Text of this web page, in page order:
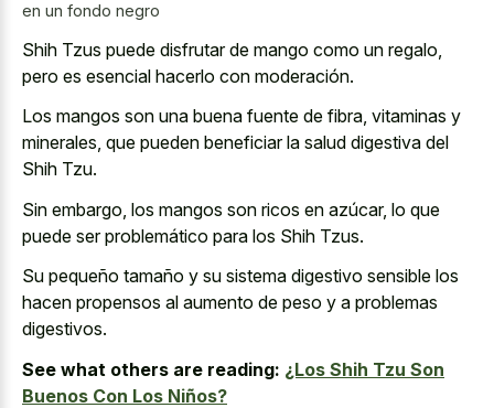
en un fondo negro
Shih Tzus puede disfrutar de mango como un regalo,
pero es esencial hacerlo con moderación.
Los mangos son una buena fuente de fibra, vitaminas y
minerales, que pueden beneficiar la salud digestiva del
Shih Tzu.
Sin embargo, los mangos son ricos en azúcar, lo que
puede ser problemático para los Shih Tzus.
Su pequeño tamaño y su sistema digestivo sensible los
hacen propensos al aumento de peso y a problemas
digestivos.
See what others are reading: ¿Los Shih Tzu Son
Buenos Con Los Niños?